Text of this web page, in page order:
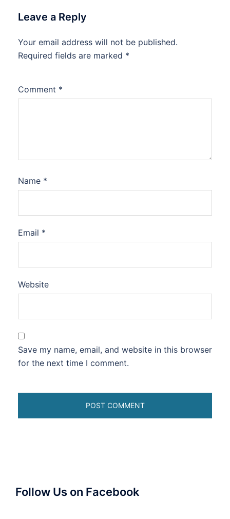
Leave a Reply
Your email address will not be published.
Required fields are marked *
Comment *
Name *
Email *
Website
Save my name, email, and website in this browser
for the next time I comment.
Follow Us on Facebook